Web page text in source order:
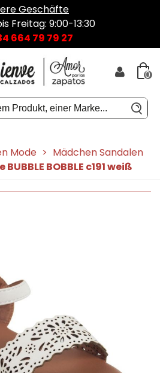
Geschäfte
Freitag: 9:00-13:30
664 79 79 27
0
Mode > Mädchen Sandalen
BOBBLE c191 weiß